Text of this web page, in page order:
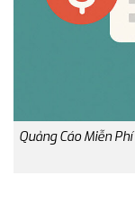
Quảng Cáo Miễn